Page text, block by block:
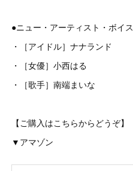
●ニュー・アーティスト・ボイス
・［アイドル］ナナランド
・［女優］小西はる
・［歌手］南端まいな
【ご購入はこちらからどうぞ】
▼アマゾン